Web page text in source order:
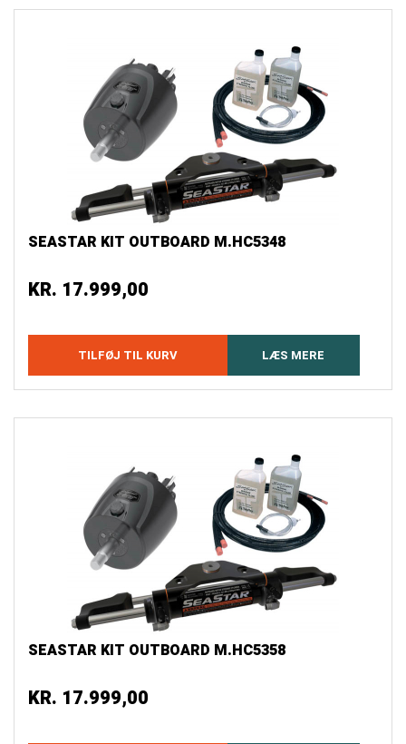
SEASTAR KIT OUTBOARD M.HC5348
KR. 17.999,00
TILFØJ TIL KURV LÆS MERE
SEASTAR KIT OUTBOARD M.HC5358
KR. 17.999,00